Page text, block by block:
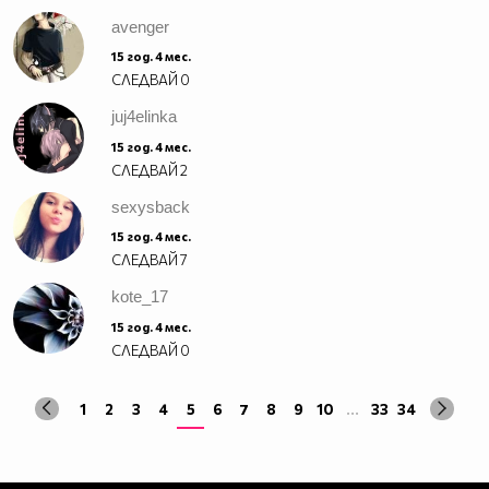
avenger
15 год. 4 мес.
СЛЕДВАЙ 0
juj4elinka
15 год. 4 мес.
СЛЕДВАЙ2
sexysback
15 год. 4 мес.
СЛЕДВАЙ7
kote_17
15 год. 4 мес.
СЛЕДВАЙ 0
1 2 3 4 5 6 7 8 9 10 ... 33 34